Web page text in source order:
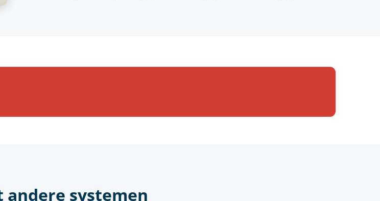
systemen